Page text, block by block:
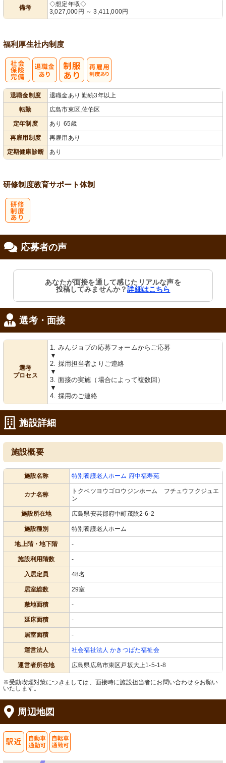
備考
◇想定年収◇
3,027,000円 ～ 3,411,000円
福利厚生社内制度
退職金制度
退職金あり 勤続3年以上
転勤
広島市東区,佐伯区
定年制度
あり 65歳
再雇用制度
再雇用あり
定期健康診断
あり
研修制度教育サポート体制
応募者の声
あなたが面接を通して感じたリアルな声を
投稿してみませんか？詳細はこちら
選考・面接
選考
プロセス
1. みんジョブの応募フォームからご応募
▼
2. 採用担当者よりご連絡
▼
3. 面接の実施（場合によって複数回）
▼
4. 採用のご連絡
施設詳細
施設概要
施設名称 特別養護老人ホーム 府中福寿苑
カナ名称
トクベツヨウゴロウジンホーム フチュウフクジュエ
ン
施設所在地 広島県安芸郡府中町茂陰2-6-2
施設種別 特別養護老人ホーム
地上階・地下階 -
施設利用階数 -
入居定員 48名
居室総数 29室
敷地面積 -
延床面積 -
居室面積 -
運営法人 社会福祉法人 かきつばた福祉会
運営者所在地 広島県広島市東区戸坂大上1-5-1-8
※受動喫煙対策につきましては、面接時に施設担当者にお問い合わせをお願い
いたします。
周辺地図